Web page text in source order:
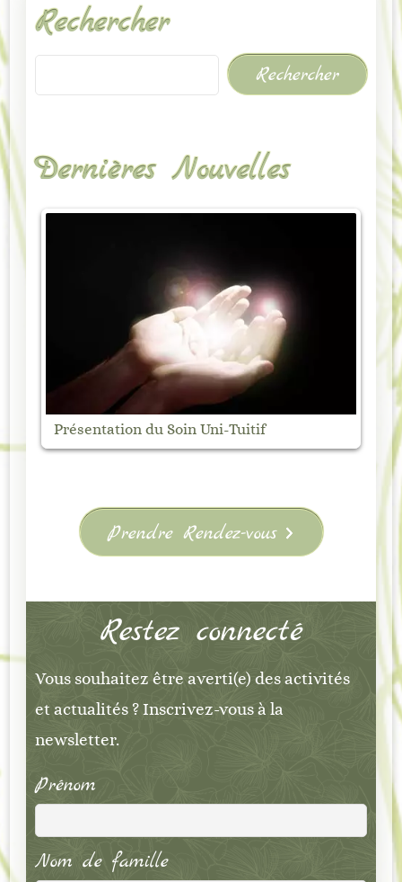
Rechercher
Rechercher
Dernières Nouvelles
du Soin Uni-Tuitif
Marché
Prendre Rendez-vous
Restez connecté
Vous souhaitez être averti(e) des activités
et actualités ? Inscrivez-vous à la
newsletter.
Prénom
Nom de famille